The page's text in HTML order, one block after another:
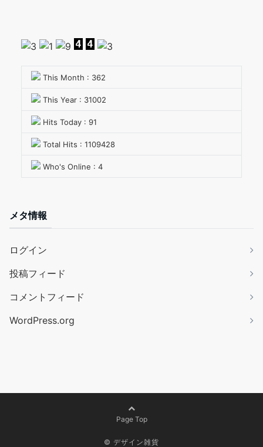
This Month : 362
This Year : 31002
Hits Today : 91
Total Hits : 1109428
Who's Online : 4
メタ情報
ログイン
投稿フィード
コメントフィード
WordPress.org
Page Top
© デザイン雑貨